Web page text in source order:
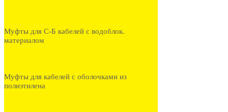
Муфты для С-Б кабелей с водоблок.
материалом
Муфты для кабелей с оболочками из
полиэтилена